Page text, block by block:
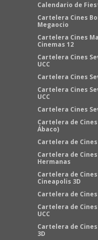
Calendario de
Cartelera Cines
Megaocio
Cartelera Cines
Cinemas 12
Cartelera Cines
UCC
Cartelera Cines
Cartelera Cines
UCC
Cartelera Cines
Cartelera de
Ábaco)
Cartelera de
Cartelera de
Hermanas
Cartelera de
Cineapolis 3D
Cartelera de
Cartelera de
UCC
Cartelera de
3D